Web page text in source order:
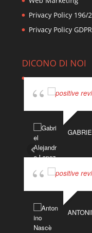
Privacy Policy 196/
Privacy Policy GDPR
DICONO DI NOI